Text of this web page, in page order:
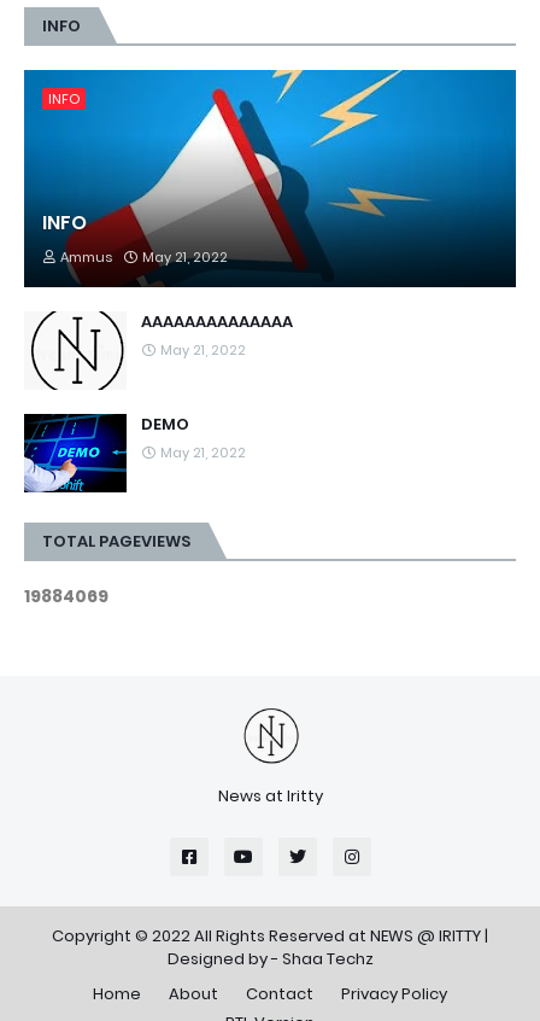
INFO
INFO
INFO
Ammus May 21, 2022
AAAAAAAAAAAAAA
May 21, 2022
DEMO
May 21, 2022
TOTAL PAGEVIEWS
19884069
News at Iritty
Copyright © 2022 All Rights Reserved at NEWS @ IRITTY|
Designed by - Shaa Techz
Home
About Contact
Privacy Policy